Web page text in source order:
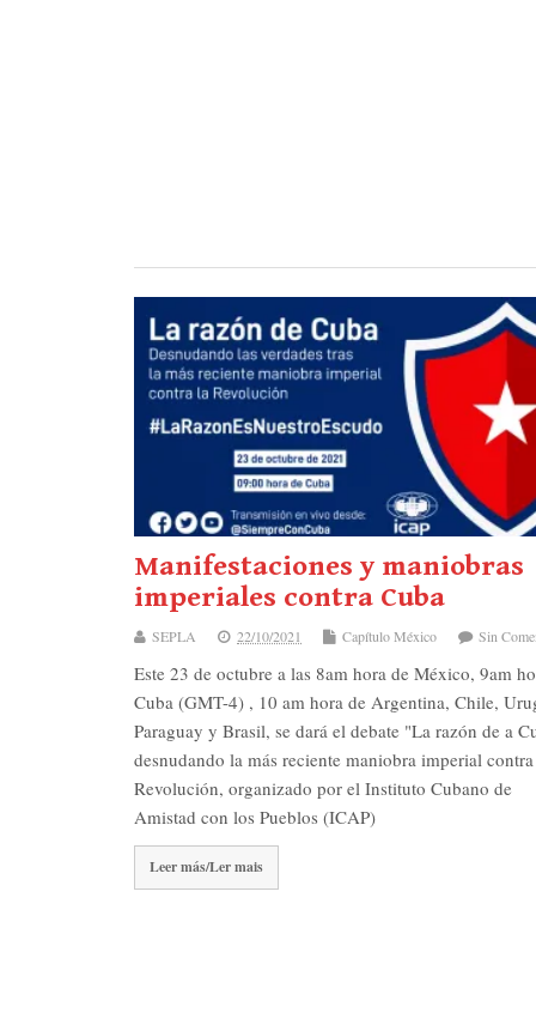
Manifestaciones y maniobras
imperiales contra Cuba
SEPLA 22/10/2021 Capítulo México Sin
Este 23 de octubre a las 8am hora de México, 9am
Cuba (GMT-4) , 10 am hora de Argentina, Chile,
Paraguay y Brasil, se dará el debate "La razón de a
desnudando la más reciente maniobra imperial
Revolución, organizado por el Instituto Cubano de
Amistad con los Pueblos (ICAP)
Leer más/Ler mais